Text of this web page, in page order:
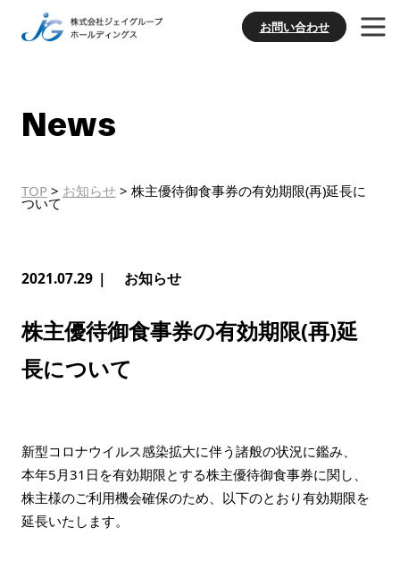
お問い合わせ
News
TOP > お知らせ> 株主優待御食事券の有効期限(再)延長に
ついて
2021.07.29 お知らせ
株主優待御食事券の有効期限(再)延
長について
新型コロナウイルス感染拡大に伴う諸般の状況に鑑み、
本年5月31日を有効期限とする株主優待御食事券に関し、
株主様のご利用機会確保のため、以下のとおり有効期限を
延長いたします。